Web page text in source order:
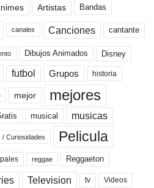
Artistas Bandas
canales Canciones cantante
Dibujos Animados Disney
futbol Grupos historia
mejor mejores
musical musicas
/ Curiosidades Pelicula
reggae Reggaeton
Television tv Videos